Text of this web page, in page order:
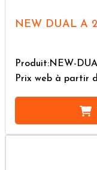
NEW DUAL A
Produit:NEW-
Prix web à partir